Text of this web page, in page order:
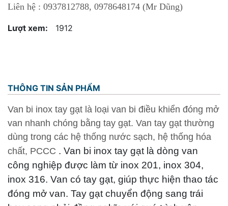
Liên hệ : 0937812788, 0978648174 (Mr Dũng)
Lượt xem: 1912
THÔNG TIN SẢN PHẨM
Van bi inox tay gạt là loại van bi điều khiển đóng mở
van nhanh chóng bằng tay gạt. Van tay gạt thường
dùng trong các hệ thống nước sạch, hệ thống hóa
chất, PCCC . Van bi inox tay gạt là dòng van
công nghiệp được làm từ inox 201, inox 304,
inox 316. Van có tay gạt, giúp thực hiện thao tác
đóng mở van. Tay gạt chuyển động sang trái